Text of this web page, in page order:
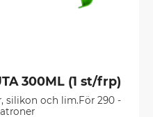
300ML (1 st/frp)
silikon och lim.För 290 -